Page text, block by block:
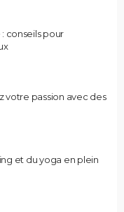
conseils pour
votre passion avec des
et du yoga en plein